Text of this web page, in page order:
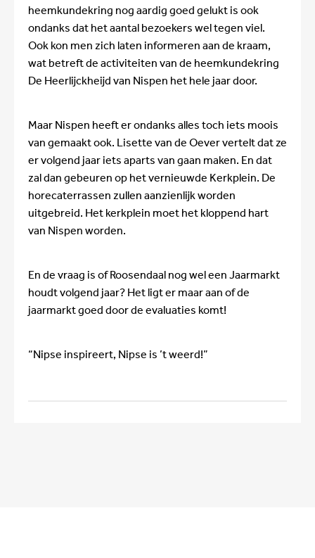
heemkundekring nog aardig goed gelukt is ook
ondanks dat het aantal bezoekers wel tegen viel.
Ook kon men zich laten informeren aan de kraam,
wat betreft de activiteiten van de heemkundekring
De Heerlijckheijd van Nispen het hele jaar door.
Maar Nispen heeft er ondanks alles toch iets moois
van gemaakt ook. Lisette van de Oever vertelt dat ze
er volgend jaar iets aparts van gaan maken. En dat
zal dan gebeuren op het vernieuwde Kerkplein. De
horecaterrassen zullen aanzienlijk worden
uitgebreid. Het kerkplein moet het kloppend hart
van Nispen worden.
En de vraag is of Roosendaal nog wel een Jaarmarkt
houdt volgend jaar? Het ligt er maar aan of de
jaarmarkt goed door de evaluaties komt!
“Nipse inspireert, Nipse is ’t weerd!”